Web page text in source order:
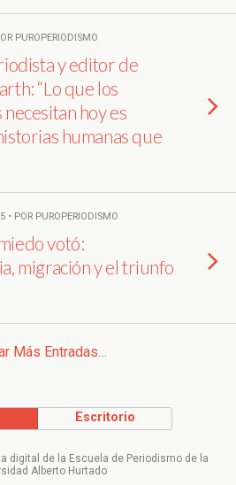
PUROPERIODISMO
y editor de
“Lo que los
hoy es
humanas que
• POR PUROPERIODISMO
votó:
migración y el triunfo
Más Entradas…
Escritorio
digital de la Escuela de Periodismo de la
Alberto Hurtado